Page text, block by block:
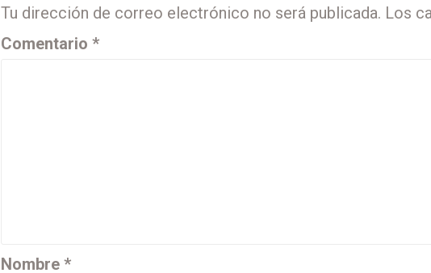
Tu dirección de correo electrónico no será publicada. Los
Comentario *
Nombre *